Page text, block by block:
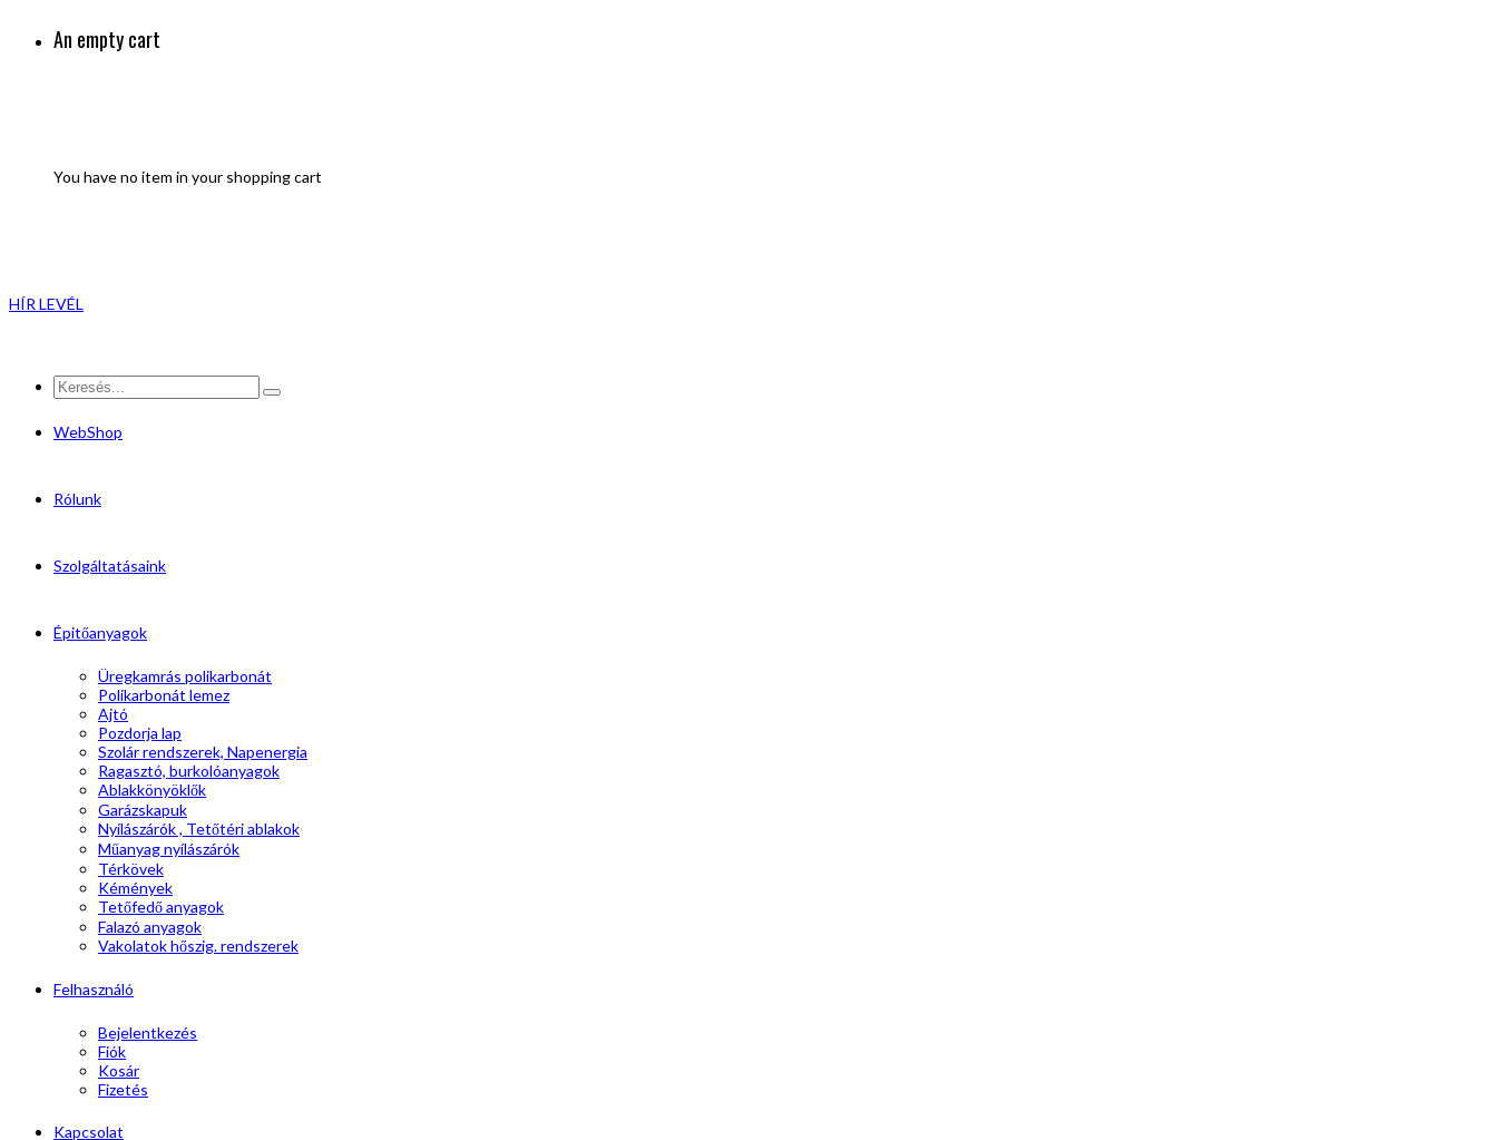
An empty cart
You have no item in your shopping cart
HÍR LEVÉL
WebShop
Rólunk
Szolgáltatásaink
Épitőanyagok
Üregkamrás polikarbonát
Polikarbonát lemez
Ajtó
Pozdorja lap
Szolár rendszerek, Napenergia
Ragasztó, burkolóanyagok
Ablakkönyöklők
Garázskapuk
Nyílászárók , Tetőtéri ablakok
Műanyag nyílászárók
Térkövek
Kémények
Tetőfedő anyagok
Falazó anyagok
Vakolatok hőszig. rendszerek
Felhasználó
Bejelentkezés
Fiók
Kosár
Fizetés
Kapcsolat